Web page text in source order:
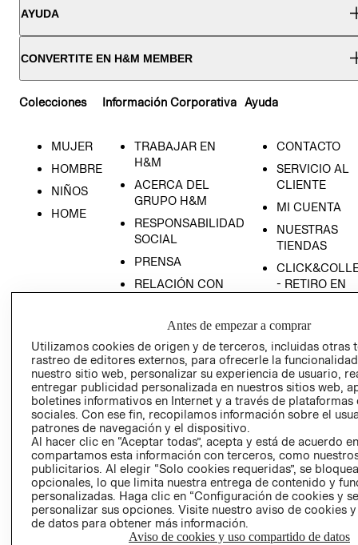
AYUDA
CONVERTITE EN H&M MEMBER
Colecciones
MUJER
HOMBRE
NIÑOS
HOME
Información Corporativa
TRABAJAR EN
H&M
ACERCA DEL
GRUPO H&M
RESPONSABILIDAD
SOCIAL
PRENSA
RELACIÓN CON
POLÍTICA
Ayuda
CONTACTO
SERVICIO AL
CLIENTE
MI CUENTA
NUESTRAS
TIENDAS
- RETIRO EN
TÉRMINOS Y
AVISO DE
PRIVACIDAD
GIFT CARD
AVISO DE
COOKIES
Antes de empezar a comprar
Utilizamos cookies de origen y de terceros, incluidas otras
rastreo de editores externos, para ofrecerle la
nuestro sitio web, personalizar su experiencia de usuario,
entregar publicidad personalizada en nuestros sitios web,
boletines informativos en Internet y a través de plataformas
sociales. Con ese fin, recopilamos información sobre el
patrones de navegación y el dispositivo.
Al hacer clic en “Aceptar todas”, acepta y está de acuerdo
compartamos esta información con terceros, como
publicitarios. Al elegir “Solo cookies requeridas”, se
opcionales, lo que limita nuestra entrega de contenido y
personalizadas. Haga clic en “Configuración de cookies y
personalizar sus opciones. Visite nuestro aviso de cookies
de datos para obtener más información.
Aviso de cookies y uso compartido de datos